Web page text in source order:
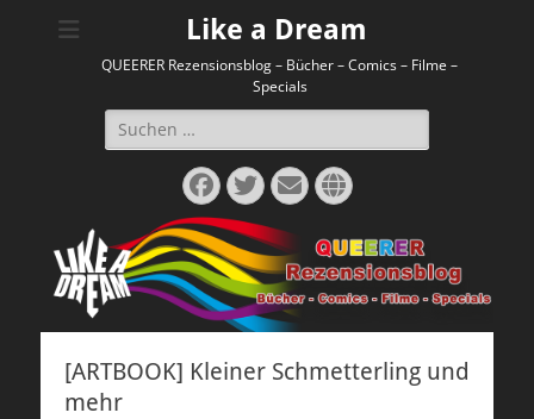
Like a Dream
QUEERER Rezensionsblog – Bücher – Comics – Filme –
Specials
Suchen
nach:
Facebook
Twitter
E-
Mail
Website
[ARTBOOK] Kleiner Schmetterling und
mehr